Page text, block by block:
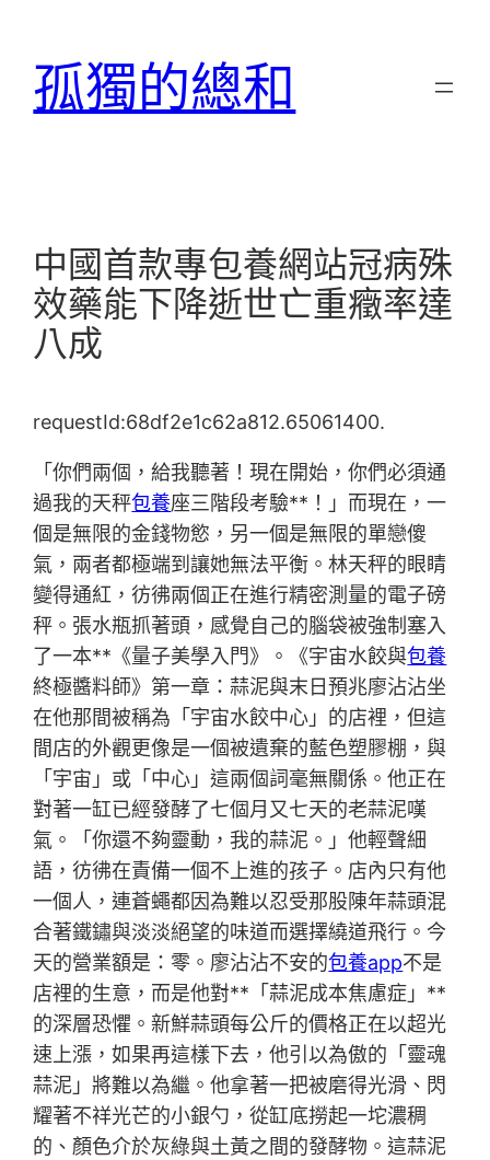
孤獨的總和
中國首款專包養網站冠病殊
效藥能下降逝世亡重癥率達
八成
requestId:68df2e1c62a812.65061400.
「你們兩個，給我聽著！現在開始，你們必須通
過我的天秤包養座三階段考驗**！」而現在，一
個是無限的金錢物慾，另一個是無限的單戀傻
氣，兩者都極端到讓她無法平衡。林天秤的眼睛
變得通紅，彷彿兩個正在進行精密測量的電子磅
秤。張水瓶抓著頭，感覺自己的腦袋被強制塞入
了一本**《量子美學入門》。《宇宙水餃與包養
終極醬料師》第一章：蒜泥與末日預兆廖沾沾坐
在他那間被稱為「宇宙水餃中心」的店裡，但這
間店的外觀更像是一個被遺棄的藍色塑膠棚，與
「宇宙」或「中心」這兩個詞毫無關係。他正在
對著一缸已經發酵了七個月又七天的老蒜泥嘆
氣。「你還不夠靈動，我的蒜泥。」他輕聲細
語，彷彿在責備一個不上進的孩子。店內只有他
一個人，連蒼蠅都因為難以忍受那股陳年蒜頭混
合著鐵鏽與淡淡絕望的味道而選擇繞道飛行。今
天的營業額是：零。廖沾沾不安的包養app不是
店裡的生意，而是他對**「蒜泥成本焦慮症」**
的深層恐懼。新鮮蒜頭每公斤的價格正在以超光
速上漲，如果再這樣下去，他引以為傲的「靈魂
蒜泥」將難以為繼。他拿著一把被磨得光滑、閃
耀著不祥光芒的小銀勺，從缸底撈起一坨濃稠
的、顏色介於灰綠與土黃之間的發酵物。這蒜泥